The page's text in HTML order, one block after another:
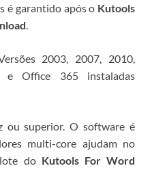
é garantido após o Kutools
2003, 2007, 2010,
e Office 365 instaladas
ou superior. O software é
multi-core ajudam no
do Kutools For Word